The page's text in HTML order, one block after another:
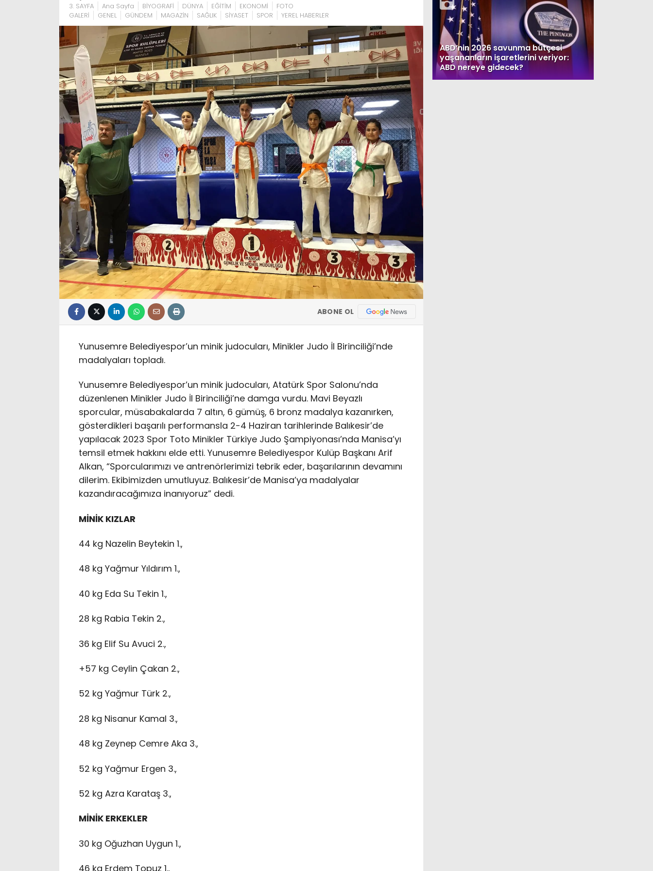
3. SAYFA Ana Sayfa BİYOGRAFİ DÜNYA EĞİTİM EKONOMİ
FOTO
GALERİ
GENEL GÜNDEM MAGAZİN SAĞLIK SİYASET SPOR YEREL HABERLER
ABONE OL
Yunusemre Belediyespor’un minik judocuları, Minikler Judo İl Birinciliği’nde
madalyaları topladı.
Yunusemre Belediyespor’un minik judocuları, Atatürk Spor Salonu’nda
düzenlenen Minikler Judo İl Birinciliği’ne damga vurdu. Mavi Beyazlı
sporcular, müsabakalarda 7 altın, 6 gümüş, 6 bronz madalya kazanırken,
gösterdikleri başarılı performansla 2-4 Haziran tarihlerinde Balıkesir’de
yapılacak 2023 Spor Toto Minikler Türkiye Judo Şampiyonası’nda Manisa’yı
temsil etmek hakkını elde etti. Yunusemre Belediyespor Kulüp Başkanı Arif
Alkan, “Sporcularımızı ve antrenörlerimizi tebrik eder, başarılarının devamını
dilerim. Ekibimizden umutluyuz. Balıkesir’de Manisa’ya madalyalar
kazandıracağımıza inanıyoruz” dedi.
MİNİK KIZLAR
44 kg Nazelin Beytekin 1.,
48 kg Yağmur Yıldırım 1.,
40 kg Eda Su Tekin 1.,
28 kg Rabia Tekin 2.,
36 kg Elif Su Avuci 2.,
+57 kg Ceylin Çakan 2.,
52 kg Yağmur Türk 2.,
28 kg Nisanur Kamal 3.,
48 kg Zeynep Cemre Aka 3.,
52 kg Yağmur Ergen 3.,
52 kg Azra Karataş 3.,
MİNİK ERKEKLER
30 kg Oğuzhan Uygun 1.,
46 kg Erdem Topuz 1.,
ABD’nin 2026 savunma bütçesi
yaşananların işaretlerini veriyor:
ABD nereye gidecek?